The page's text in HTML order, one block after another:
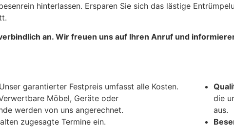
hinterlassen. Ersparen Sie sich das lästige
an. Wir freuen uns auf Ihren Anruf und
Unser garantierter Festpreis umfasst alle Kosten.
Möbel, Geräte oder
werden von uns angerechnet.
zugesagte Termine ein.
die
aus.